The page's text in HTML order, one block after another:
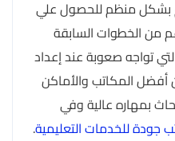
بشكل منظم للحصول علي
من الخطوات السابقة
تواجه صعوبة عند إعداد
المكاتب والأماكن
بمهاره عالية وفي
جودة للخدمات التعليمية.